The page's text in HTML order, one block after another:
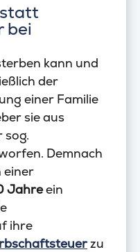
bei
kann und
der
einer Familie
sie aus
sog.
Demnach
einer
Jahreein
ihre
zu